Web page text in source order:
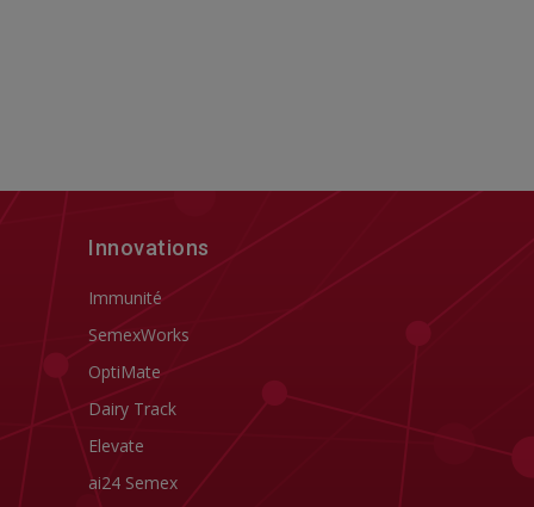
Innovations
Immunité
SemexWorks
OptiMate
Dairy Track
Elevate
ai24 Semex